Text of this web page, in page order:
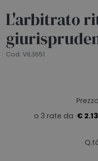
L'arbitrato
Cod. VIL3651
€ 2.13